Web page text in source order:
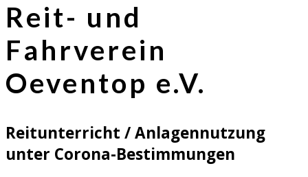
Reit- und
Fahrverein
Oeventop e.V.
Reitunterricht / Anlagennutzung
unter Corona-Bestimmungen